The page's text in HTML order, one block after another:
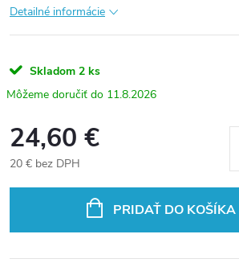
Detailné informácie
Skladom 2 ks
11.8.2026
24,60 €
20 € bez DPH
PRIDAŤ DO KOŠÍKA